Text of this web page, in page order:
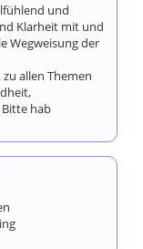
und
Klarheit mit und
Wegweisung der
allen Themen
hab